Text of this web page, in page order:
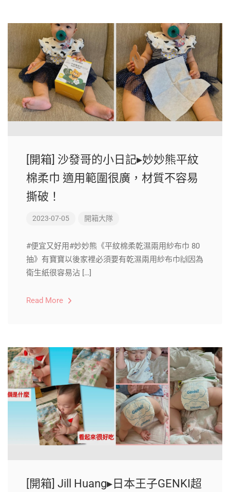
[開箱] 沙發哥的小日記▸妙妙熊平紋
棉柔巾 適用範圍很廣，材質不容易
撕破！
2023-07-05 開箱大隊
#便宜又好用#妙妙熊《平紋棉柔乾濕兩用紗布巾 80
抽》有寶寶以後家裡必須要有乾濕兩用紗布巾🙌因為
衛生紙很容易沾 […]
Read More
[開箱] Jill Huang▸日本王子GENKI超